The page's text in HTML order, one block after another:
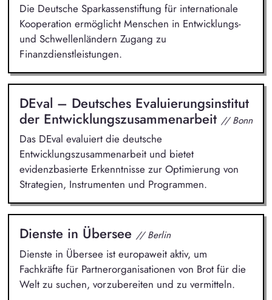
Die Deutsche Sparkassenstiftung für internationale
Kooperation ermöglicht Menschen in Entwicklungs-
und Schwellenländern Zugang zu
Finanzdienstleistungen.
DEval – Deutsches Evaluierungsinstitut
der Entwicklungszusammenarbeit // Bonn
Das DEval evaluiert die deutsche
Entwicklungszusammenarbeit und bietet
evidenzbasierte Erkenntnisse zur Optimierung von
Strategien, Instrumenten und Programmen.
Dienste in Übersee // Berlin
Dienste in Übersee ist europaweit aktiv, um
Fachkräfte für Partnerorganisationen von Brot für die
Welt zu suchen, vorzubereiten und zu vermitteln.